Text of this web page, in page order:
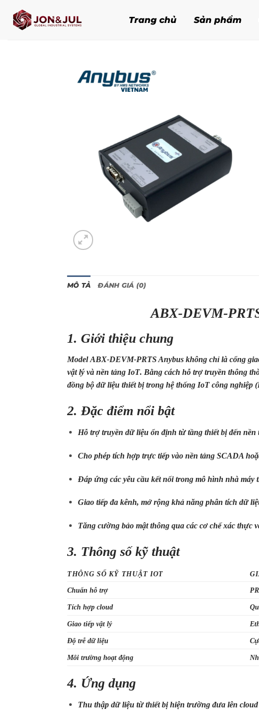
qua
Trang chủ Sản phẩm
MÔ TẢ ĐÁNH GIÁ (0)
ABX-DEVM-
1. Giới thiệu chung
ModelABX-DEVM-PRTS Anybus không chỉ là cổng
vật lý và nền tảng IoT. Bằng cách hỗ trợ truyền thông
đồng bộ dữ liệu thiết bị trong hệ thống IoT công nghiệp
2. Đặc điểm nổi bật
Hỗ trợ truyền dữ liệu ổn định từ tầng thiết bị đến nền
Cho phép tích hợp trực tiếp vào nền tảng SCADA
Đáp ứng các yêu cầu kết nối trong mô hình nhà máy
Giao tiếp đa kênh, mở rộng khả năng phân tích dữ
Tăng cường bảo mật thông qua các cơ chế xác thực
3. Thông số kỹ thuật
THÔNG SỐ KỸ THUẬT IOT
Chuẩn hỗ trợ
Tích hợp cloud
Giao tiếp vật lý
Độ trễ dữ liệu
Môi trường hoạt động
4. Ứng dụng
Thu thập dữ liệu từ thiết bị hiện trường đưa lên cloud